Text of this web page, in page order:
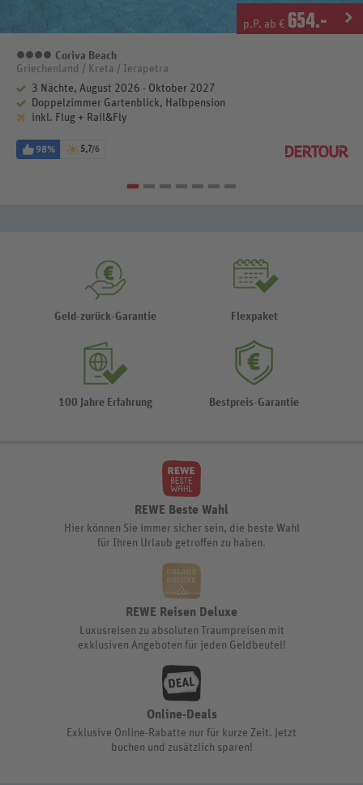
p.P. ab € 654.-
4 Sterne
Coriva Beach
Griechenland / Kreta / Ierapetra
3 Nächte, August 2026 - Oktober 2027
Doppelzimmer Gartenblick, Halbpension
inkl. Flug + Rail&Fly
98% 5,7/6
Geld-zurück-Garantie Flexpaket
100 Jahre Erfahrung Bestpreis-Garantie
REWE Beste Wahl
Hier können Sie immer sicher sein, die beste Wahl
für Ihren Urlaub getroffen zu haben.
REWE Reisen Deluxe
Luxusreisen zu absoluten Traumpreisen mit
exklusiven Angeboten für jeden Geldbeutel!
Online-Deals
Exklusive Online-Rabatte nur für kurze Zeit. Jetzt
buchen und zusätzlich sparen!